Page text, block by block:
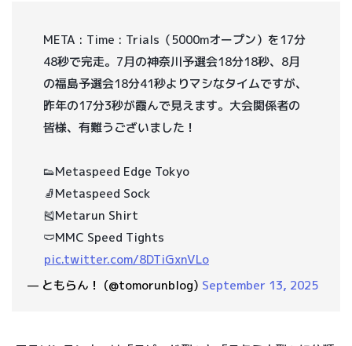
META : Time : Trials（5000mオープン）を17分
48秒で完走。7月の神奈川予選会18分18秒、8月
の福島予選会18分41秒よりマシなタイムですが、
昨年の17分3秒が霞んで見えます。大会関係者の
皆様、有難うございました！
👟Metaspeed Edge Tokyo
🧦Metaspeed Sock
🎽Metarun Shirt
🩲MMC Speed Tights
pic.twitter.com/8DTiGxnVLo
— ともらん！ (@tomorunblog) September 13, 2025